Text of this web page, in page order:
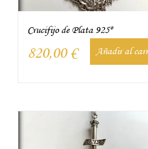
Crucifijo de Plata 925º
820,00 € Añadir al